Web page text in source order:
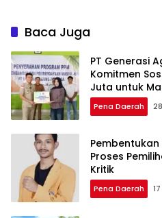
Baca Juga
PT Generasi
Komitmen
Juta untuk
Tambang
Pena Daerah
Proses
Kritik
Pena Daerah